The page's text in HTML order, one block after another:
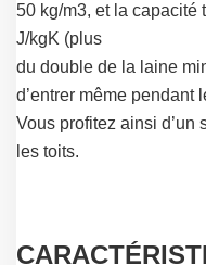
50 kg/m3, et la capacité
J/kgK (plus
du double de la laine
d’entrer même pendant
Vous profitez ainsi d’un
les toits.